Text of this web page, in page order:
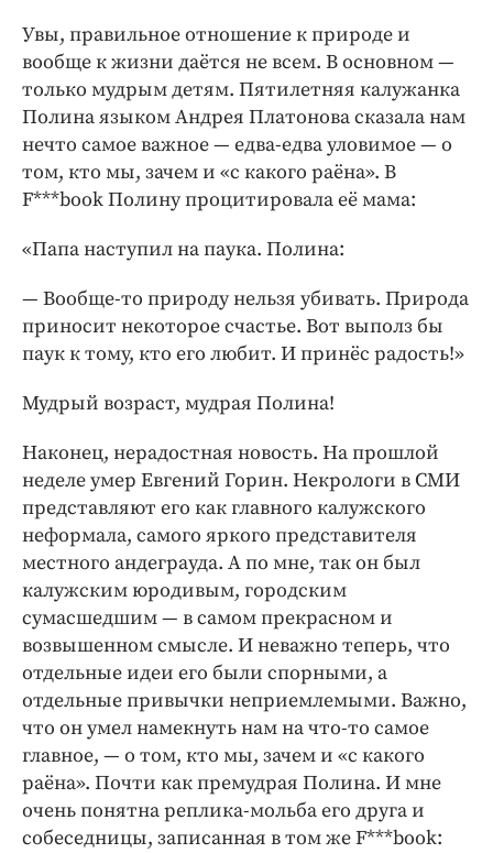
Увы, правильное отношение к природе и
вообще к жизни даётся не всем. В основном — ​
только мудрым детям. Пятилетняя калужанка
Полина языком Андрея Платонова сказала нам
нечто самое важное — ​едва-едва уловимое — ​о
том, кто мы, зачем и «с какого раёна». В
F***book Полину процитировала её мама:
«Папа наступил на паука. Полина:
— Вообще-то природу нельзя убивать. Природа
приносит некоторое счастье. Вот выполз бы
паук к тому, кто его любит. И принёс радость!»
Мудрый возраст, мудрая Полина!
Наконец, нерадостная новость. На прошлой
неделе умер Евгений Горин. Некрологи в СМИ
представляют его как главного калужского
неформала, самого яркого представителя
местного андеграуда. А по мне, так он был
калужским юродивым, городским
сумасшедшим — ​в самом прекрасном и
возвышенном смысле. И неважно теперь, что
отдельные идеи его были спорными, а
отдельные привычки неприемлемыми. Важно,
что он умел намекнуть нам на что-то самое
главное, — ​о том, кто мы, зачем и «с какого
раёна». Почти как премудрая Полина. И мне
очень понятна реплика-мольба его друга и
собеседницы, записанная в том же F***book: